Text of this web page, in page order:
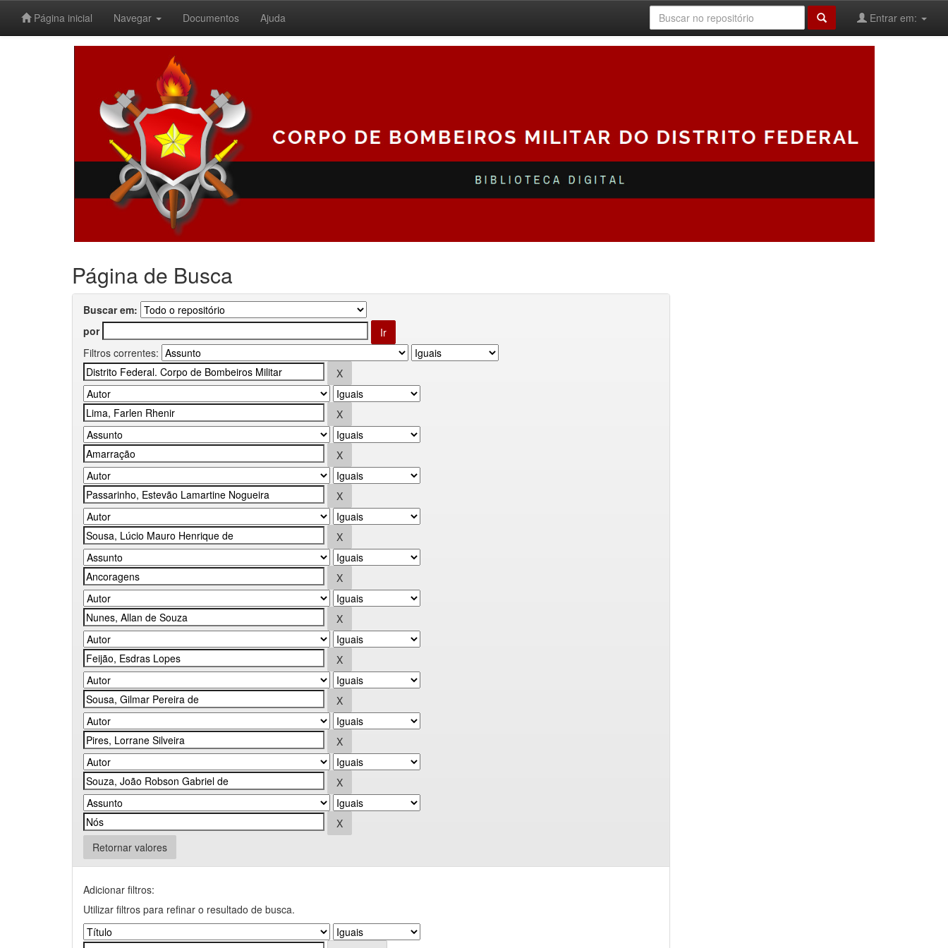
Página inicial Navegar Documentos Ajuda Entrar em:
Página de Busca
Buscar em:
por
Filtros correntes:
Retornar valores
Adicionar filtros:
Utilizar filtros para refinar o resultado de busca.